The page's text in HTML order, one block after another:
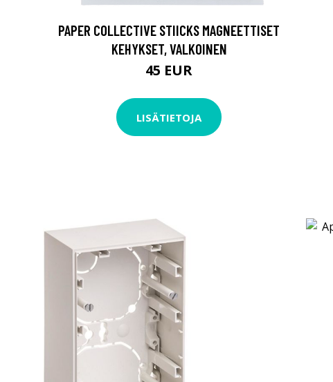
PAPER COLLECTIVE STIICKS MAGNEETTISET
KEHYKSET, VALKOINEN
45 EUR
LISÄTIETOJA